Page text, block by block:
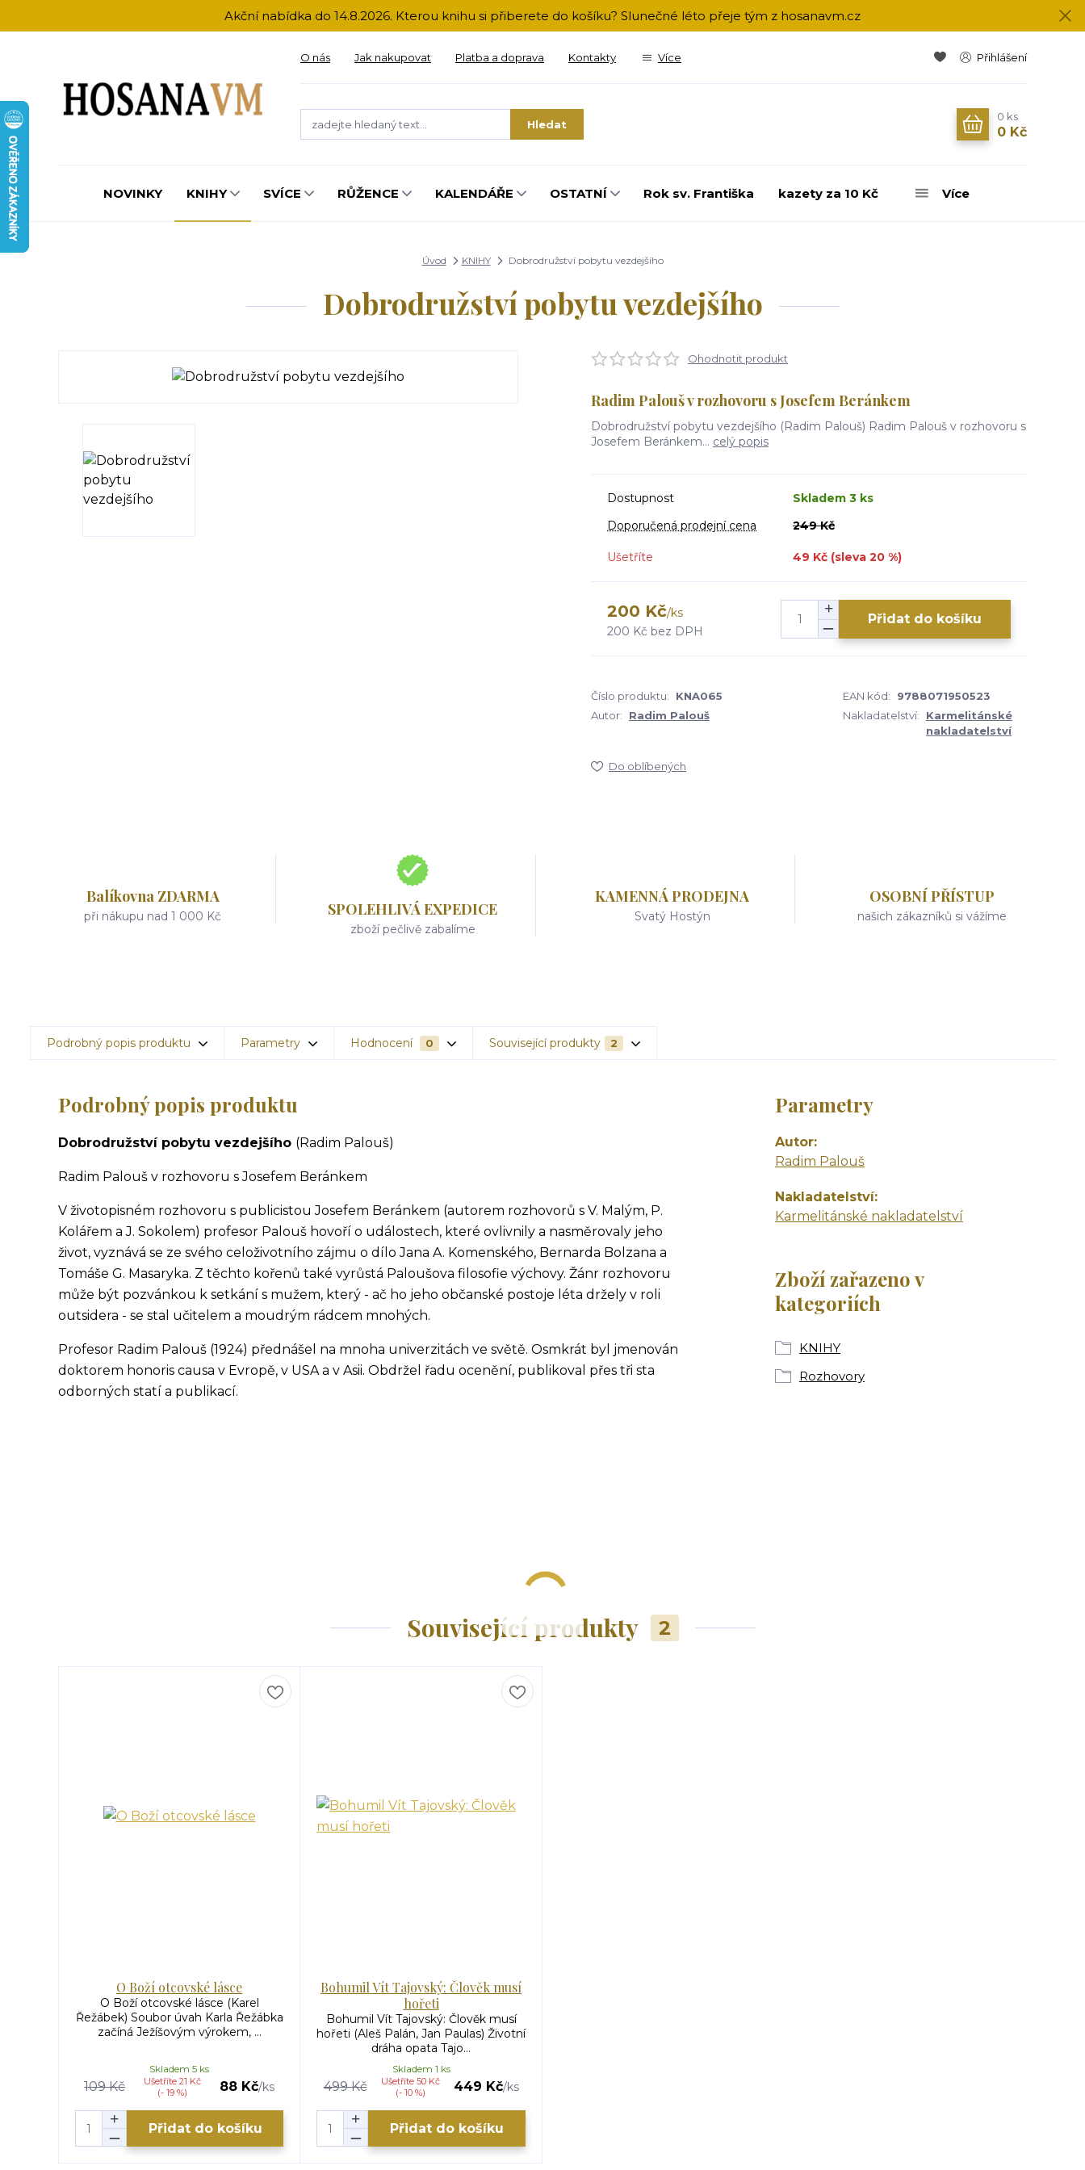
Akční nabídka do 14.8.2026. Kterou knihu si přiberete do košíku? Slunečné léto přeje tým z hosanavm.cz
O nás Jak nakupovat Platba a doprava Kontakty Více Přihlášení
Hledat
0 ks
0 Kč
NOVINKY KNIHY SVÍCE RŮŽENCE KALENDÁŘE OSTATNÍ Rok sv. Františka kazety za 10 Kč Více
Úvod KNIHY Dobrodružství pobytu vezdejšího
Dobrodružství pobytu vezdejšího
Ohodnotit produkt
Radim Palouš v rozhovoru s Josefem Beránkem
Dobrodružství pobytu vezdejšího (Radim Palouš) Radim Palouš v rozhovoru s
Josefem Beránkem... celý popis
Dostupnost
Skladem 3 ks
Doporučená prodejní cena
249 Kč
Ušetříte 49 Kč (sleva 20 %)
200 Kč/ks
200 Kč bez DPH
Přidat do košíku
Číslo produktu: KNA065 EAN kód:
9788071950523
Autor:
Radim Palouš Nakladatelství:
Karmelitánské
nakladatelství
Do oblíbených
Balíkovna ZDARMA
při nákupu nad 1 000 Kč SPOLEHLIVÁ EXPEDICE
zboží pečlivě zabalíme
KAMENNÁ PRODEJNA
Svatý Hostýn
OSOBNÍ PŘÍSTUP
našich zákazníků si vážíme
Podrobný popis produktu Parametry Hodnocení 0 Související produkty 2
Podrobný popis produktu
Dobrodružství pobytu vezdejšího (Radim Palouš)
Radim Palouš v rozhovoru s Josefem Beránkem
V životopisném rozhovoru s publicistou Josefem Beránkem (autorem rozhovorů s V. Malým, P.
Kolářem a J. Sokolem) profesor Palouš hovoří o událostech, které ovlivnily a nasměrovaly jeho
život, vyznává se ze svého celoživotního zájmu o dílo Jana A. Komenského, Bernarda Bolzana a
Tomáše G. Masaryka. Z těchto kořenů také vyrůstá Paloušova filosofie výchovy. Žánr rozhovoru
může být pozvánkou k setkání s mužem, který - ač ho jeho občanské postoje léta držely v roli
outsidera - se stal učitelem a moudrým rádcem mnohých.
Profesor Radim Palouš (1924) přednášel na mnoha univerzitách ve světě. Osmkrát byl jmenován
doktorem honoris causa v Evropě, v USA a v Asii. Obdržel řadu ocenění, publikoval přes tři sta
odborných statí a publikací.
Parametry
Autor
Radim Palouš
Nakladatelství
Karmelitánské nakladatelství
Zboží zařazeno v
kategoriích
KNIHY
Rozhovory
Související produkty 2
O Boží otcovské lásce
O Boží otcovské lásce (Karel
Řežábek) Soubor úvah Karla Řežábka
začíná Ježíšovým výrokem, ...
109 Kč
Ušetříte 21 Kč
(- 19 %)
88 Kč/ks
Skladem 5 ks
Přidat do košíku
Bohumil Vít Tajovský: Člověk musí
hořeti
Bohumil Vít Tajovský: Člověk musí
hořeti (Aleš Palán, Jan Paulas) Životní
dráha opata Tajo...
499 Kč
Ušetříte 50 Kč
(- 10 %)
449 Kč/ks
Skladem 1 ks
Přidat do košíku